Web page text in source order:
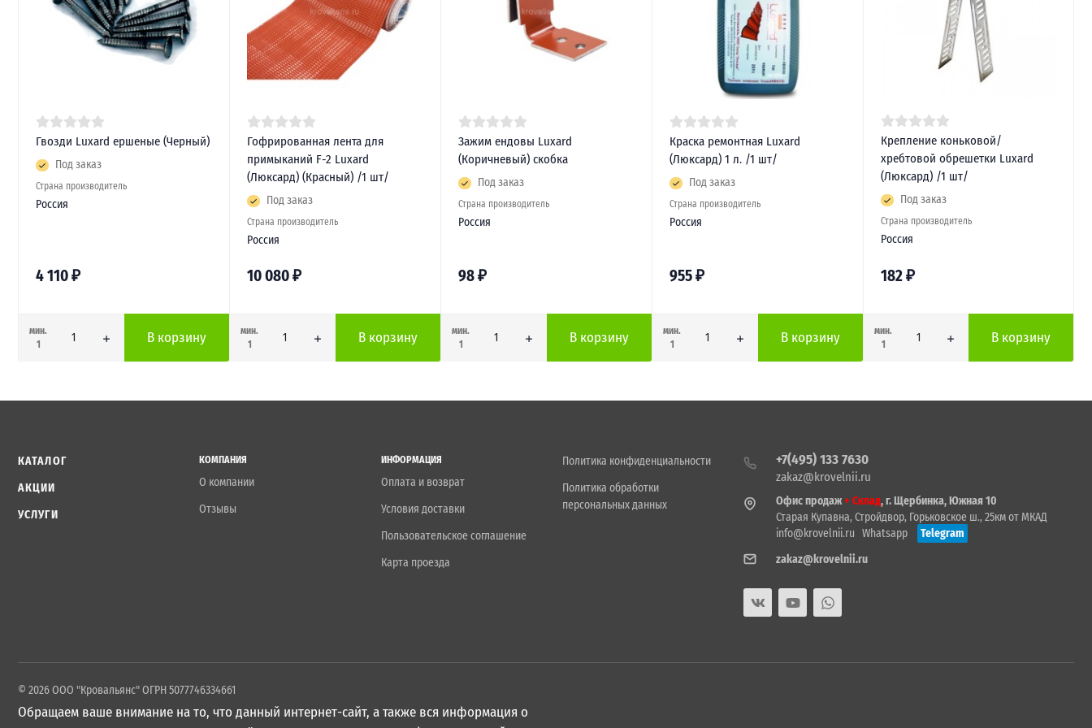
Гвозди Luxard ершеные (Черный)
Под заказ
Страна производитель
Россия
4 110₽
мин.
1
В корзину
Гофрированная лента для
примыканий F-2 Luxard
(Люксард) (Красный) /1 шт/
Под заказ
Страна производитель
Россия
10 080₽
мин.
1
В корзину
Зажим ендовы Luxard
(Коричневый) скобка
Под заказ
Страна производитель
Россия
98₽
мин.
1
В корзину
Краска ремонтная Luxard
(Люксард) 1 л. /1 шт/
Под заказ
Страна производитель
Россия
955₽
мин.
1
В корзину
Крепление коньковой/
хребтовой обрешетки Luxard
(Люксард) /1 шт/
Под заказ
Страна производитель
Россия
182₽
мин.
1
В корзину
КАТАЛОГ
АКЦИИ
УСЛУГИ
КОМПАНИЯ
О компании
Отзывы
ИНФОРМАЦИЯ
Оплата и возврат
Условия доставки
Пользовательское соглашение
Карта проезда
Политика конфиденциальности
Политика обработки
персональных данных
+7(495) 133 7630
zakaz@krovelnii.ru
Офис продаж+ Склад, г. Щербинка, Южная 10
Старая Купавна, Стройдвор, Горьковское ш., 25км от МКАД
info@krovelnii.ru
Whatsapp
Telegram
zakaz@krovelnii.ru
© 2026 ООО "Кровальянс" ОГРН 5077746334661
Обращаем ваше внимание на то, что данный интернет-сайт, а также вся информация о